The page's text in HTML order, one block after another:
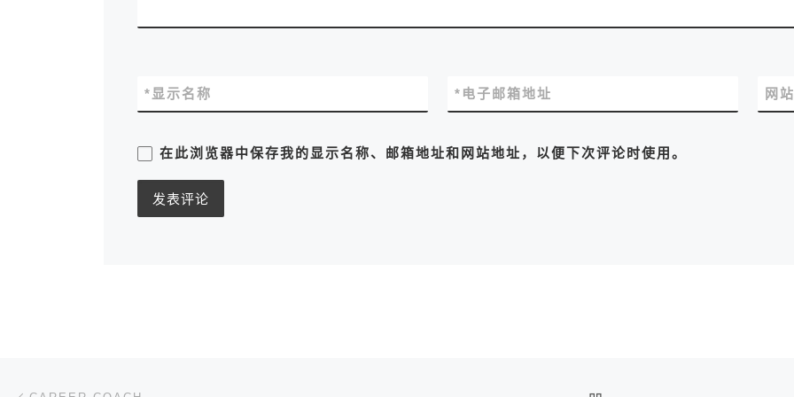
显示名称
* 电子邮箱地址
* 网
在此浏览器中保存我的显示名称、邮箱地址和网站地址，以便下次评论时使用。
文章导航